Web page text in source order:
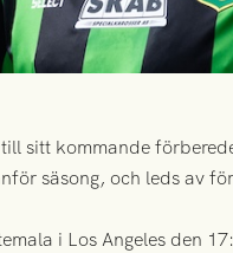
sitt kommande
säsong, och leds av
i Los Angeles den